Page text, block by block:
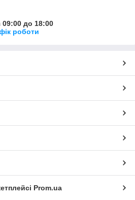
09:00 до 18:00
роботи
Prom.ua